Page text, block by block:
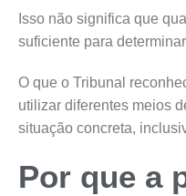
Isso não significa que
suficiente para
O que o Tribunal
utilizar diferentes meios
situação concreta,
Por que a